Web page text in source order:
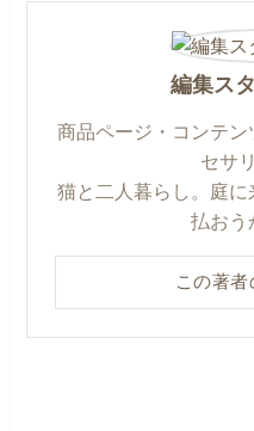
編集ス
商品ページ・コンテ
セサ
猫と二人暮らし。庭
払おう
この著